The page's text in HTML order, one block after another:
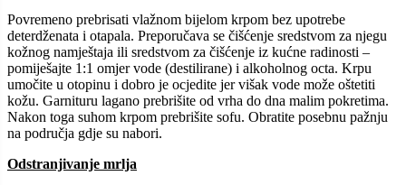
Povremeno prebrisati vlažnom bijelom krpom bez upotrebe
deterdženata i otapala. Preporučava se čišćenje sredstvom za njegu
kožnog namještaja ili sredstvom za čišćenje iz kućne radinosti –
pomiješajte 1:1 omjer vode (destilirane) i alkoholnog octa. Krpu
umočite u otopinu i dobro je ocjedite jer višak vode može oštetiti
kožu. Garnituru lagano prebrišite od vrha do dna malim pokretima.
Nakon toga suhom krpom prebrišite sofu. Obratite posebnu pažnju
na područja gdje su nabori.
Odstranjivanje mrlja